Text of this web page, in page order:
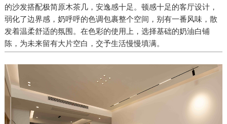
的沙发搭配极简原木茶几，安逸感十足。顿感十足的客厅设计，
弱化了边界感，奶呼呼的色调包裹整个空间，别有一番风味，散
发着温柔舒适的氛围。在色彩的使用上，选择基础的奶油白铺
陈，为未来留有大片空白，交予生活慢慢填满。